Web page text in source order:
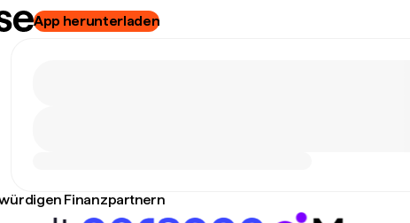
App herunterladen
Finanzpartnern